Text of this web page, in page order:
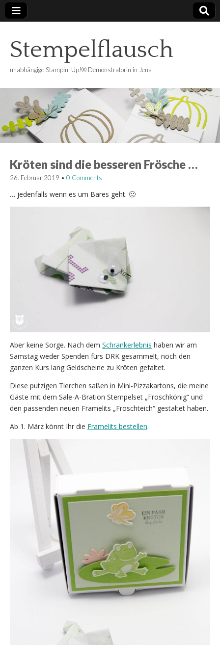
Stempelflausch
unabhängige Stampin' Up!® Demonstratorin in Jena
Kröten sind die besseren Frösche …
26. Februar 2019 • 0 Comments
… jedenfalls wenn es um Bares geht. 🙂
Aber keine Sorge. Nach dem Schrankerlebnis haben wir am
Samstag weder Spenden fürs DRK gesammelt, noch den
ganzen Kurs lang Geldscheine zu Kröten gefaltet.
Diese putzigen Tierchen saßen in Mini-Pizzakartons, die meine
Gäste mit dem Sale-A-Bration Stempelset „Froschkönig“ und
den passenden neuen Framelits „Froschteich“ gestaltet haben.
Ab 1. März könnt Ihr die Framelits bestellen.